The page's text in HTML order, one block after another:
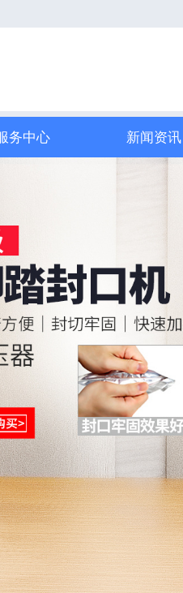
务中心 新闻资讯